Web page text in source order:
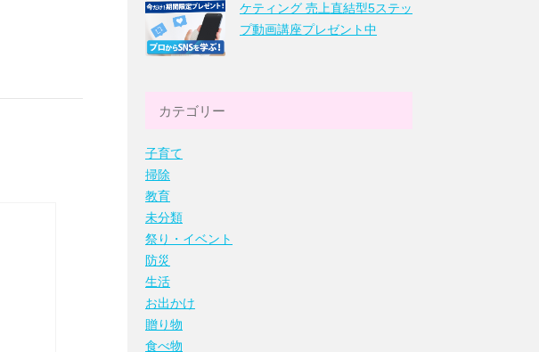
ケティング 売上直結型5ステッ
プ動画講座プレゼント中
カテゴリー
子育て
掃除
教育
未分類
祭り・イベント
防災
生活
お出かけ
贈り物
食べ物